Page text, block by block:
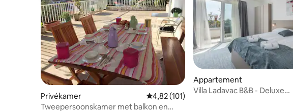
Privékamer Gemiddelde beoordeling van 4,82 op 5,
4,82 (101)
Tweepersoonskamer met balkon en
Appartement
Villa Ladavac B&B - Deluxe